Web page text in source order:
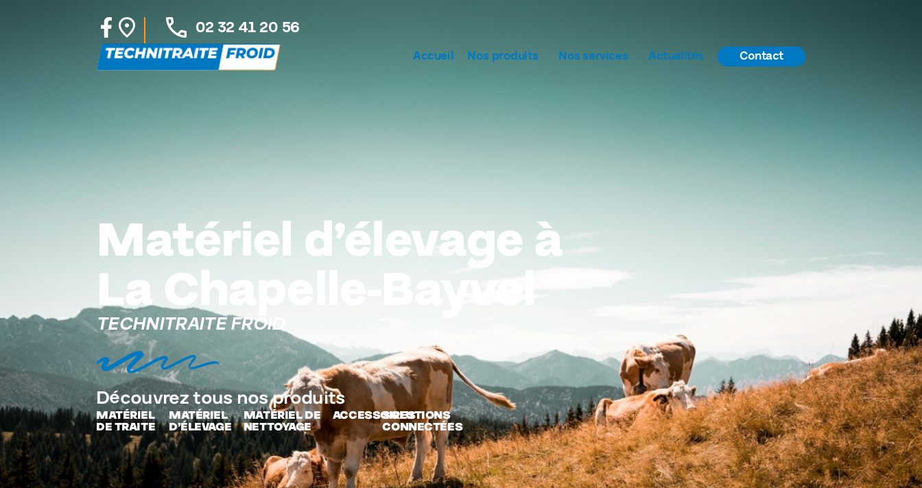
02 32 41 20 56
Accueil Nos produits Nos services Actualités Contact
Matériel d’élevage à
La Chapelle-Bayvel
TECHNITRAITE FROID
Découvrez tous nos produits
MATÉRIEL
DE TRAITE
MATÉRIEL
D’ÉLEVAGE
MATÉRIEL DE
NETTOYAGE
ACCESSOIRESSOLUTIONS
CONNECTÉES